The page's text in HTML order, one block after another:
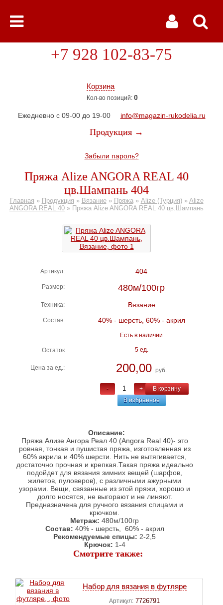
Корзина
Кол-во позиций: 0
+7 928 102-83-75
Ежедневно с 09-00 до 19-00 info@magazin-rukodelia.ru
Продукция →
Забыли пароль?
Пряжа Alize ANGORA REAL 40
цв.Шампань 404
Главная » Продукция » Вязание» Пряжа» Alize (Турция)» Alize
ANGORA REAL 40 » Пряжа Alize ANGORA REAL 40 цв.Шампань
Артикул: 404
Размер: 480м/100гр
Техника: Вязание
Состав: 40% - шерсть, 60% - акрил
Есть в наличии
Остаток 5 ед.
Цена за ед.: 200,00 руб.
- +
В корзину
В избранное
Описание:
Пряжа Ализе Ангора Реал 40 (Angora Real 40)- это
ровная, тонкая и пушистая пряжа, изготовленная из
60% акрила и 40% шерсти. Нить не вытягивается,
достаточно прочная и крепкая.Такая пряжа идеально
подойдет для вязания зимних вещей (шарфов,
жилетов, пуловеров), с различными ажурными
узорами. Вещи, связанные из этой пряжи, хорошо и
долго носятся, не выгорают и не линяют.
Предназначена для ручного вязания спицами и
крючком.
Метраж: 480м/100гр
Состав: 40% - шерсть, 60% - акрил
Рекомендуемые спицы: 2-2,5
Крючок: 1-4
Смотрите также:
Набор для вязания в футляре
Артикул: 7726791